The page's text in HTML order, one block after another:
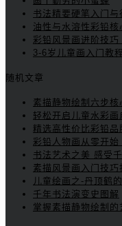
书法精要硬笔入门与
油性与水溶性彩铅核
彩铅风景画进阶技
3-6岁儿童画入门教
随机文章
素描静物绘制六步核
轻松开启儿童水彩画
精选高性价比彩铅
彩铅人物画从零开
书法艺术之美 感受
素描风景画入门技巧
儿童绘画之-丹顶鹤
千年书法演变史图解
掌握素描静物绘制的